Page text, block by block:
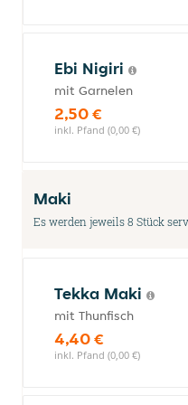
Ebi Nigiri
mit Garnelen
2,50 €
inkl. Pfand (0,00 €)
Maki
Es werden jeweils 8 Stück
Tekka Maki
mit Thunfisch
4,40 €
inkl. Pfand (0,00 €)